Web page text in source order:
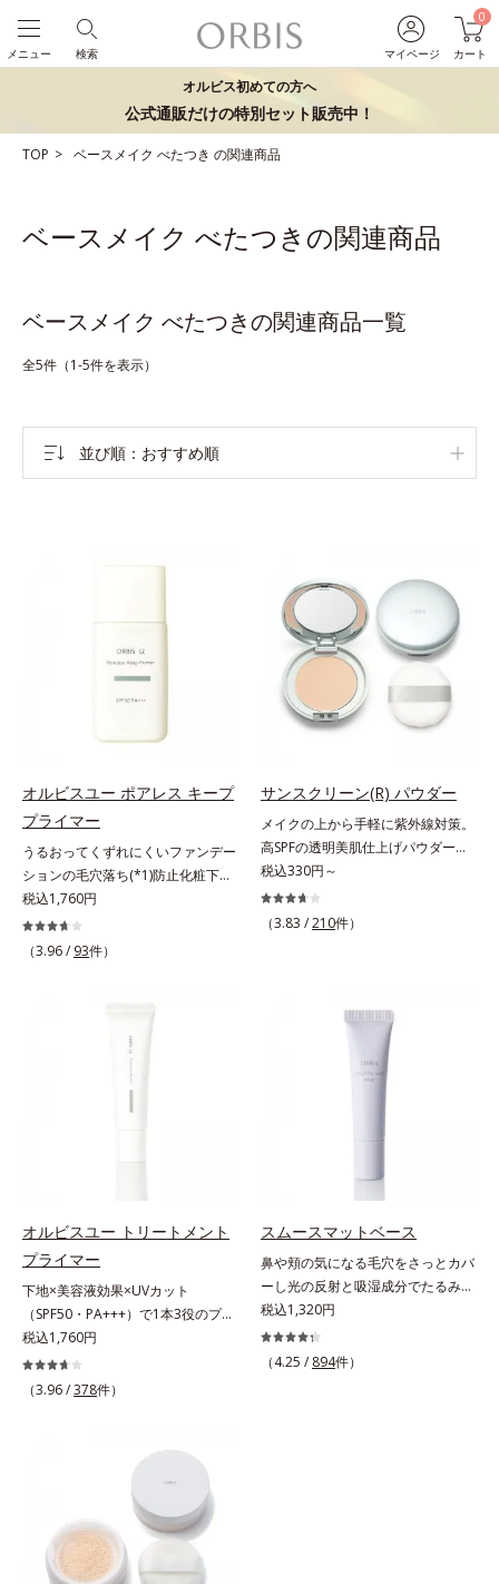
マイページ
0
カート
検索
メニュー
オルビス初めての方へ
公式通販だけの特別セット販売中！
TOP ベースメイク べたつき の関連商品
ベースメイク べたつきの関連商品
ベースメイク べたつきの関連商品一覧
全5件（1-5件を表示）
並び順 おすすめ順
オルビスユー ポアレス キープ
プライマー
うるおってくずれにくいファンデー
ションの毛穴落ち(*1)防止化粧下
地。ファンデーションの毛穴落ち
(*1)防止化粧下地です。毛穴
1/10000サイズのマイクロカバー成
ファンデが毛穴に落ちる隙をつくら
ず、メイクのりがUPします。水分
と皮脂のバランスを整え、乾燥＆ベ
タつきレスに。さらに毛穴周りの肌
にうるおいを与え、キュッと引き締
毛穴落ちを防ぎ、キレイが長持ちし
ます。軽やかにのびるリキッドが肌
にほわっとべールをかけて、肌キメ
がふっくら整うかのよう(*3)。つっ
ぱらないここちよい密着感で、さま
ざまなタイプのファンデと併用でき
ます。毛穴が気になる箇所への部分
使いもOK。*1 ファンデーションが
くずれて毛穴に落ちること*2 酸化
税込1,760円
（3.96 / 93件）
サンスクリーン(R) パウダー
メイクの上から手軽に紫外線対策。
高SPFの透明美肌仕上げパウダー。
メイクの上から手を汚さずに紫外線
対策ができるUVカットパウダーで
す。“素肌のようななめらかな軽
上からササッとUVカットとお直し
が同時にできるお役立ちアイテムで
す。毛穴や色ムラをカバーしながら
も、素肌のような透明美肌を叶える
ールをかけるようにカバー。さらに
板状粉体が光を反射して、すっぴん
出します。また、皮脂を吸着する
「あぶらとりパウダー(*3)」を配合
し、くずれ＆テカリを防いでサラサ
ラ肌が長時間続きます。パウダータ
イプながら、SPF50+・PA++++。パ
ウダーならではの軽いつけごこち
税込330円～
（3.83 /210件）
オルビスユー トリートメント
プライマー
下地×美容液効果×UVカット
（SPF50・PA+++）で1本3役のプラ
イマー。凹凸をつるんとなめらかに
(*1)整え、化粧ノリUPの高機能化粧
下地。“塗るたび高まる、素肌の美
る小ジワをカバーしてハリ肌に整え
る高機能化粧下地毛穴や小ジワの凹
凸をつるんとなめらかに(*1)。スキ
ンケア発想の化粧下地です。保湿成
分が肌全層(*2)に働きかけて、肌の
うるおいをグンとアップ＆リッチな
税込1,760円
（3.96 /378件）
スムースマットベース
鼻や頬の気になる毛穴をさっとカバ
ーし光の反射と吸湿成分でたるみ毛
穴もふんわり一掃。肌になじむクリ
ーム状の部分用化粧下地。小鼻や頬
の気になる毛穴にさっと塗るだけ
税込1,320円
（4.25 / 894件）